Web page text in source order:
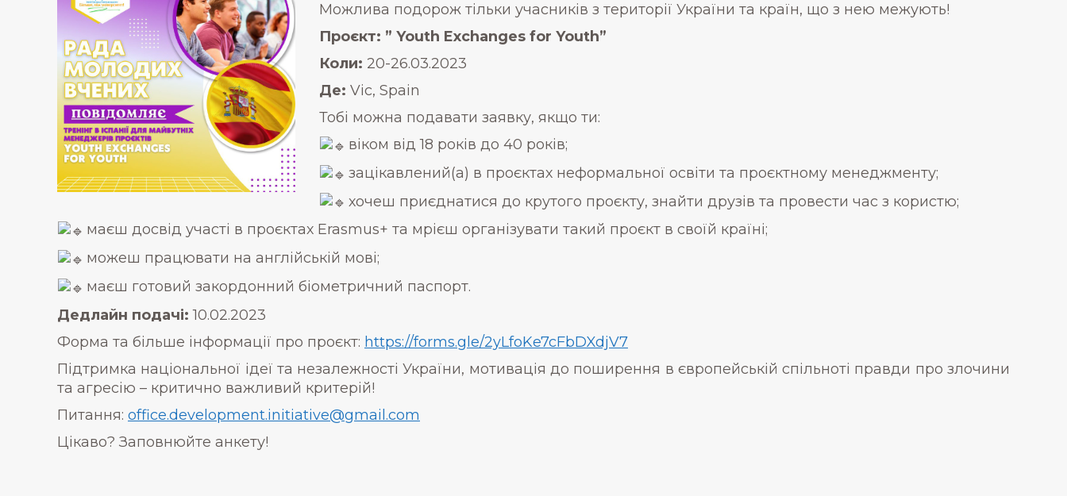
Можлива подорож тільки учасників з території України та країн, що з нею межують!
Проєкт: ” Youth Exchanges for Youth”
Коли: 20-26.03.2023
Де: Vic, Spain
Тобі можна подавати заявку, якщо ти:
віком від 18 років до 40 років;
зацікавлений(а) в проєктах неформальної освіти та проєктному менеджменту;
хочеш приєднатися до крутого проєкту, знайти друзів та провести час з користю;
маєш досвід участі в проєктах Erasmus+ та мрієш організувати такий проєкт в своїй країні;
можеш працювати на англійській мові;
маєш готовий закордонний біометричний паспорт.
Дедлайн подачі: 10.02.2023
Форма та більше інформації про проєкт: https://forms.gle/2yLfoKe7cFbDXdjV7
Підтримка національної ідеї та незалежності України, мотивація до поширення в європейській спільноті правди про злочини
та агресію – критично важливий критерій!
Питання: office.development.initiative@gmail.com
Цікаво? Заповнюйте анкету!